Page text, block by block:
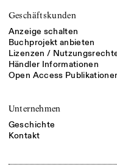
Geschäftskunden
Anzeige schalten
Buchprojekt anbieten
Lizenzen /
Händler Informationen
Open Access
Unternehmen
Geschichte
Kontakt